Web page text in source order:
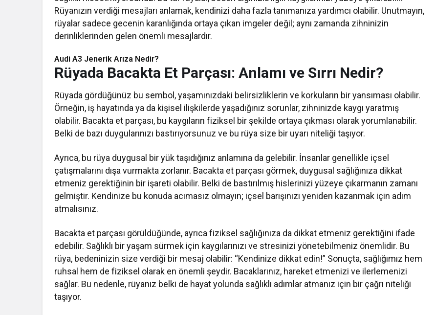
Rüyanızın verdiği mesajları anlamak, kendinizi daha fazla tanımanıza yardımcı olabilir. Unutmayın,
rüyalar sadece gecenin karanlığında ortaya çıkan imgeler değil; aynı zamanda zihninizin
derinliklerinden gelen önemli mesajlardır.
Audi A3 Jenerik Arıza Nedir?
Rüyada Bacakta Et Parçası: Anlamı ve Sırrı Nedir?
Rüyada gördüğünüz bu sembol, yaşamınızdaki belirsizliklerin ve korkuların bir yansıması olabilir.
Örneğin, iş hayatında ya da kişisel ilişkilerde yaşadığınız sorunlar, zihninizde kaygı yaratmış
olabilir. Bacakta et parçası, bu kaygıların fiziksel bir şekilde ortaya çıkması olarak yorumlanabilir.
Belki de bazı duygularınızı bastırıyorsunuz ve bu rüya size bir uyarı niteliği taşıyor.
Ayrıca, bu rüya duygusal bir yük taşıdığınız anlamına da gelebilir. İnsanlar genellikle içsel
çatışmalarını dışa vurmakta zorlanır. Bacakta et parçası görmek, duygusal sağlığınıza dikkat
etmeniz gerektiğinin bir işareti olabilir. Belki de bastırılmış hislerinizi yüzeye çıkarmanın zamanı
gelmiştir. Kendinize bu konuda acımasız olmayın; içsel barışınızı yeniden kazanmak için adım
atmalısınız.
Bacakta et parçası görüldüğünde, ayrıca fiziksel sağlığınıza da dikkat etmeniz gerektiğini ifade
edebilir. Sağlıklı bir yaşam sürmek için kaygılarınızı ve stresinizi yönetebilmeniz önemlidir. Bu
rüya, bedeninizin size verdiği bir mesaj olabilir: “Kendinize dikkat edin!” Sonuçta, sağlığımız hem
ruhsal hem de fiziksel olarak en önemli şeydir. Bacaklarınız, hareket etmenizi ve ilerlemenizi
sağlar. Bu nedenle, rüyanız belki de hayat yolunda sağlıklı adımlar atmanız için bir çağrı niteliği
taşıyor.